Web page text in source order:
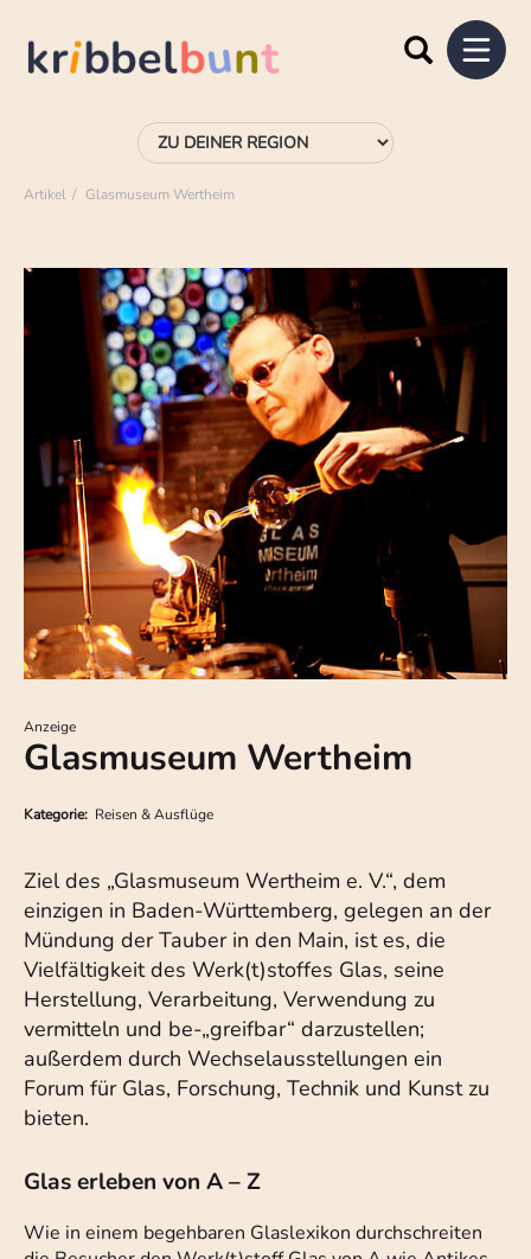
Artikel Glasmuseum Wertheim
Anzeige
Glasmuseum Wertheim
Kategorie: Reisen & Ausflüge
Ziel des „Glasmuseum Wertheim e. V.“, dem
einzigen in Baden-Württemberg, gelegen an der
Mündung der Tauber in den Main, ist es, die
Vielfältigkeit des Werk(t)stoffes Glas, seine
Herstellung, Verarbeitung, Verwendung zu
vermitteln und be-„greifbar“ darzustellen;
außerdem durch Wechselausstellungen ein
Forum für Glas, Forschung, Technik und Kunst zu
bieten.
Glas erleben von A – Z
Wie in einem begehbaren Glaslexikon durchschreiten